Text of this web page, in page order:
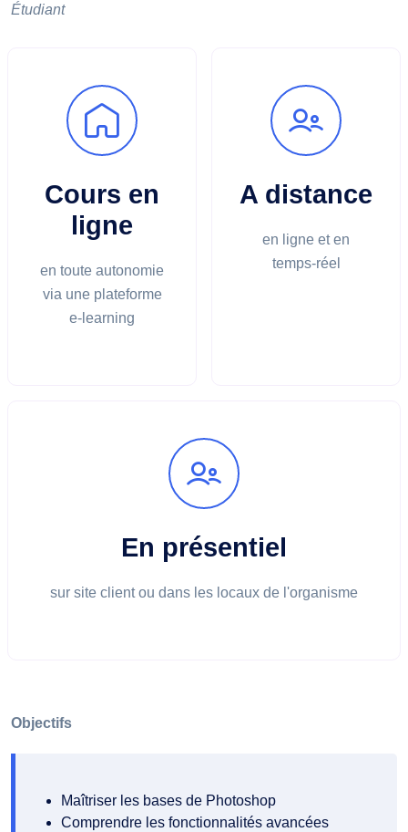
Étudiant
Cours en
ligne
en toute autonomie
via une plateforme
e-learning
A distance
en ligne et en
temps-réel
En présentiel
sur site client ou dans les locaux de l'organisme
Objectifs
Maîtriser les bases de Photoshop
Comprendre les fonctionnalités avancées